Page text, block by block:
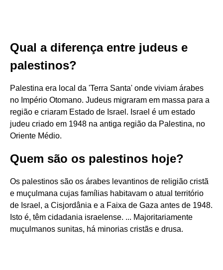
Qual a diferença entre judeus e
palestinos?
Palestina era local da 'Terra Santa' onde viviam árabes
no Império Otomano. Judeus migraram em massa para a
região e criaram Estado de Israel. Israel é um estado
judeu criado em 1948 na antiga região da Palestina, no
Oriente Médio.
Quem são os palestinos hoje?
Os palestinos são os árabes levantinos de religião cristã
e muçulmana cujas famílias habitavam o atual território
de Israel, a Cisjordânia e a Faixa de Gaza antes de 1948.
Isto é, têm cidadania israelense. ... Majoritariamente
muçulmanos sunitas, há minorias cristãs e drusa.